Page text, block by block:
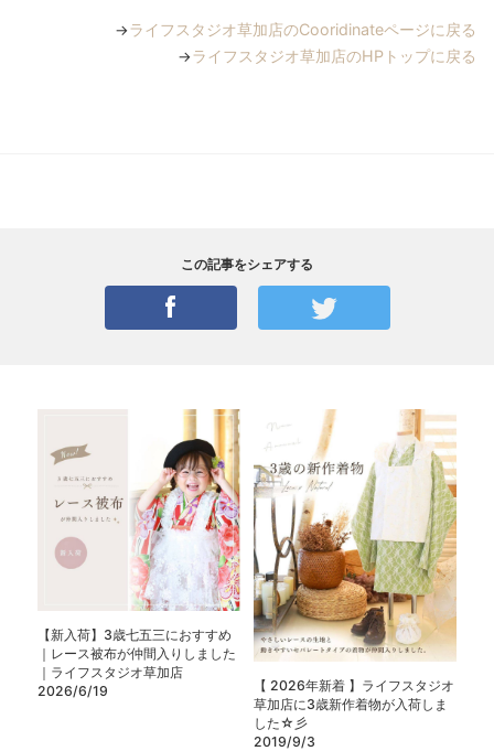
→ライフスタジオ草加店のCooridinateページに戻る
→ライフスタジオ草加店のHPトップに戻る
この記事をシェアする
【新入荷】3歳七五三におすすめ
｜レース被布が仲間入りしました
｜ライフスタジオ草加店
2026/6/19
【 2026年新着 】ライフスタジオ
草加店に3歳新作着物が入荷しま
した☆彡
2019/9/3